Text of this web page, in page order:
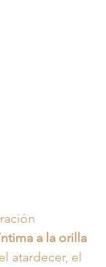
a la orilla
atardecer, el